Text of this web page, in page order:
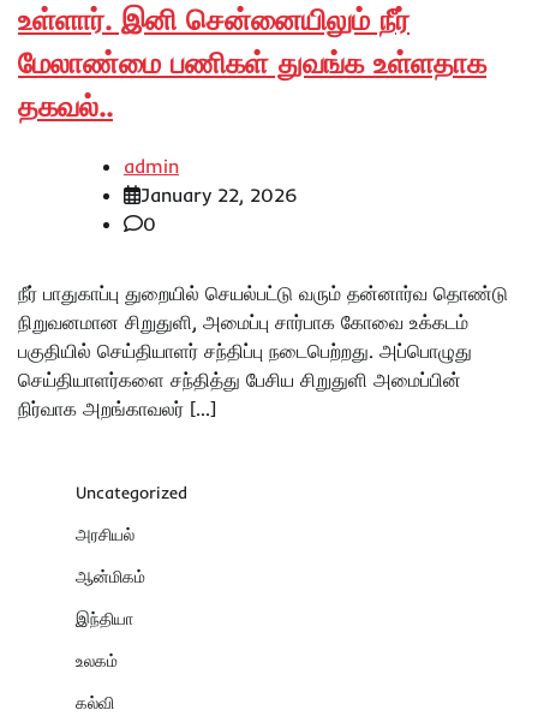
உள்ளார். இனி சென்னையிலும் நீர்
மேலாண்மை பணிகள் துவங்க உள்ளதாக
தகவல்..
admin
January 22, 2026
0
நீர் பாதுகாப்பு துறையில் செயல்பட்டு வரும் தன்னார்வ தொண்டு
நிறுவனமான சிறுதுளி, அமைப்பு சார்பாக கோவை உக்கடம்
பகுதியில் செய்தியாளர் சந்திப்பு நடைபெற்றது. அப்பொழுது
செய்தியாளர்களை சந்தித்து பேசிய சிறுதுளி அமைப்பின்
நிர்வாக அறங்காவலர் […]
Uncategorized
அரசியல்
ஆன்மிகம்
இந்தியா
உலகம்
கல்வி